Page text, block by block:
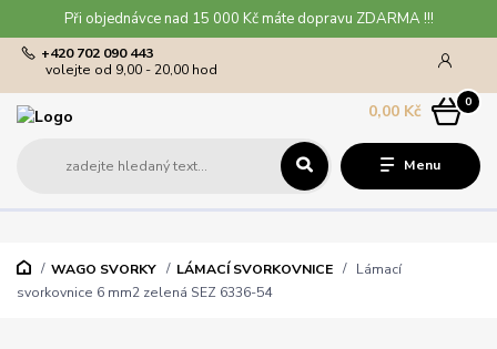
Při objednávce nad 15 000 Kč máte dopravu ZDARMA !!!
Menu
+420 702 090 443
volejte od 9,00 - 20,00 hod
0
0,00 Kč
WAGO SVORKY LÁMACÍ SVORKOVNICE
Lámací
svorkovnice 6 mm2 zelená SEZ 6336-54